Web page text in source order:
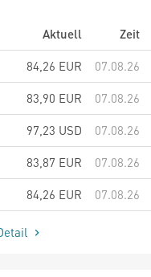
Aktuell
Zeit
84,26 EUR
07.08.26
83,90 EUR
07.08.26
97,23 USD
07.08.26
83,87 EUR
07.08.26
84,26 EUR 07.08.26